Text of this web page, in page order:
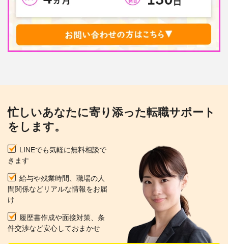
忙しいあなたに寄り添った転職サポート
をします。
LINEでも気軽に無料相談で
きます
給与や残業時間、職場の人
間関係などリアルな情報をお届
け
履歴書作成や面接対策、条
件交渉など安心しておまかせ